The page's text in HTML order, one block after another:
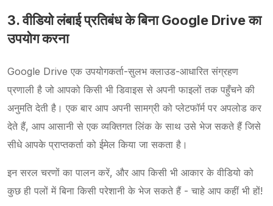
3. वीडियो लंबाई प्रतिबंध के बिना Google Drive का
उपयोग करना
Google Drive एक उपयोगकर्ता-सुलभ क्लाउड-आधारित संग्रहण
प्रणाली है जो आपको किसी भी डिवाइस से अपनी फाइलों तक पहुँचने की
अनुमति देती है। एक बार आप अपनी सामग्री को प्लेटफॉर्म पर अपलोड कर
देते हैं, आप आसानी से एक व्यक्तिगत लिंक के साथ उसे भेज सकते हैं जिसे
सीधे आपके प्राप्तकर्ता को ईमेल किया जा सकता है।
इन सरल चरणों का पालन करें, और आप किसी भी आकार के वीडियो को
कुछ ही पलों में बिना किसी परेशानी के भेज सकते हैं - चाहे आप कहीं भी हों!